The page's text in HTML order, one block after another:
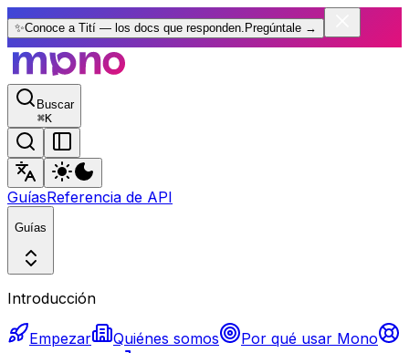
✨Conoce a Tití — los docs que responden. Pregúntale →
Buscar
⌘K
GuíasReferencia de API
Guías
Introducción
Empezar Quiénes somos
Por qué usar Mono